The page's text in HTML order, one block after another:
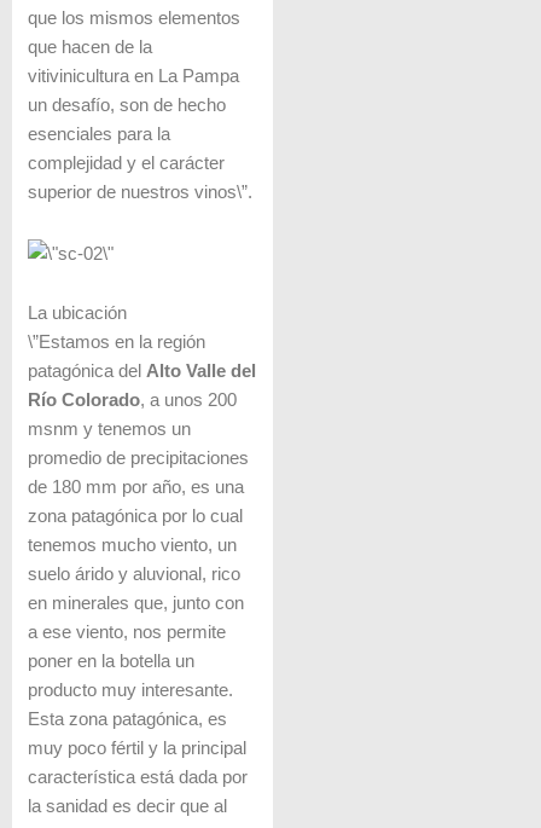
que los mismos elementos
que hacen de la
vitivinicultura en La Pampa
un desafío, son de hecho
esenciales para la
complejidad y el carácter
superior de nuestros vinos\”.
La ubicación
\”Estamos en la región
patagónica del Alto Valle del
Río Colorado, a unos 200
msnm y tenemos un
promedio de precipitaciones
de 180 mm por año, es una
zona patagónica por lo cual
tenemos mucho viento, un
suelo árido y aluvional, rico
en minerales que, junto con
a ese viento, nos permite
poner en la botella un
producto muy interesante.
Esta zona patagónica, es
muy poco fértil y la principal
característica está dada por
la sanidad es decir que al